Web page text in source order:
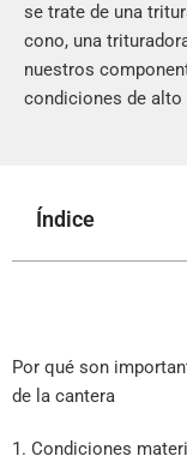
se trate de una
cono, una
nuestros
condiciones de alto
Índice
Por qué son
de la cantera
1. Condiciones